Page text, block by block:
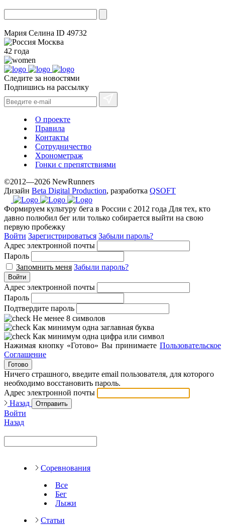
Мария Селина ID 49732
Москва
42 года
Следите за новостями
Подпишись на рассылку
О проекте
Правила
Контакты
Сотрудничество
Хронометраж
Гонки с препятствиями
©2012—2026 NewRunners
Дизайн Beta Digital Production, разработка QSOFT
Формируем культуру бега в России с 2012 года Для тех, кто
давно полюбил бег или только собирается выйти на свою
первую пробежку
Войти Зарегистрироваться Забыли пароль?
Адрес электронной почты
Пароль
Запомнить меня Забыли пароль?
Войти
Адрес электронной почты
Пароль
Подтвердите пароль
Не менее 8 символов
Как минимум одна заглавная буква
Как минимум одна цифра или символ
Нажимая кнопку «Готово» Вы принимаете Пользовательское
Соглашение
Готово
Ничего страшного, введите email пользователя, для которого
необходимо восстановить пароль.
Адрес электронной почты
Назад
Отправить
Войти
Назад
Соревнования
Все
Бег
Лыжи
Статьи